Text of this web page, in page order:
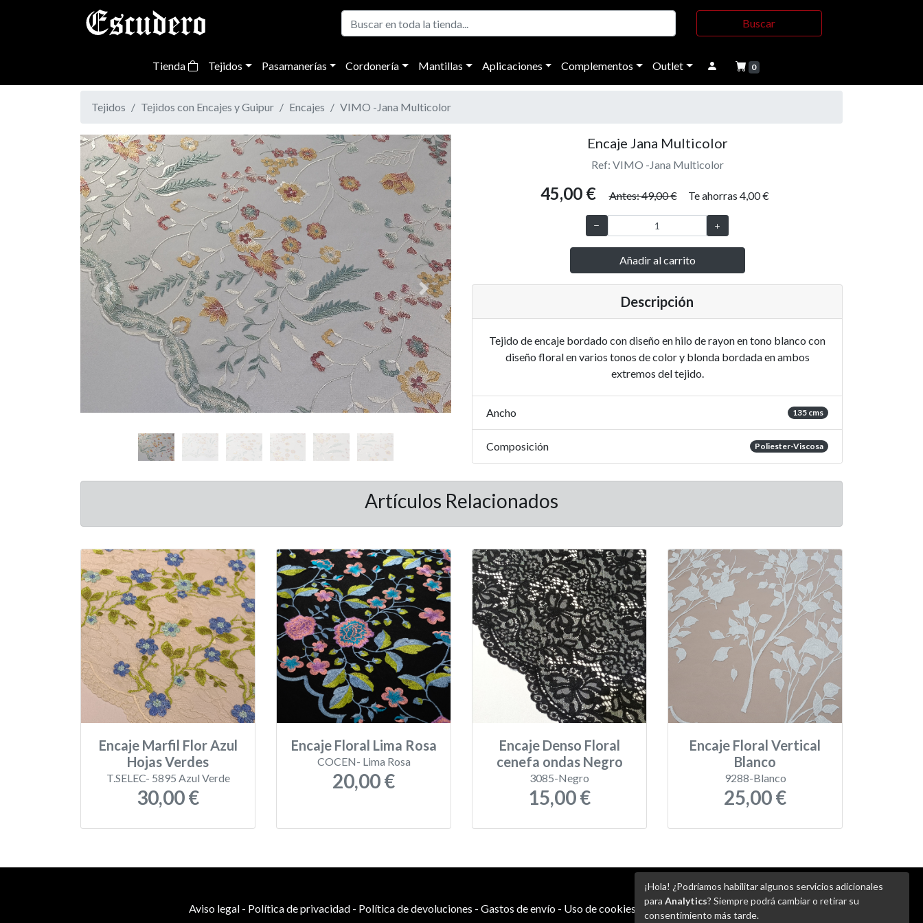
Buscar
Tienda Tejidos Pasamanerías Cordonería Mantillas Aplicaciones Complementos Outlet 0
Tejidos Tejidos con Encajes y Guipur Encajes VIMO -Jana Multicolor
Previous Next
Encaje Jana Multicolor
Ref: VIMO -Jana Multicolor
45,00 € Antes: 49,00 € Te ahorras 4,00 €
Añadir al carrito
Descripción
Tejido de encaje bordado con diseño en hilo de rayon en tono blanco con
diseño floral en varios tonos de color y blonda bordada en ambos
extremos del tejido.
Ancho 135 cms
Composición Poliester-Viscosa
Artículos Relacionados
Encaje Marfil Flor Azul
Hojas Verdes
T.SELEC- 5895 Azul Verde
30,00 €
Encaje Floral Lima Rosa
COCEN- Lima Rosa
20,00 €
Encaje Denso Floral
cenefa ondas Negro
3085-Negro
15,00 €
Encaje Floral Vertical
Blanco
9288-Blanco
25,00 €
Aviso legal - Política de privacidad - Política de devoluciones - Gastos de envío - Uso de cookies Ajustes de Cookies
¡Hola! ¿Podríamos habilitar algunos servicios adicionales
para Analytics? Siempre podrá cambiar o retirar su
consentimiento más tarde.